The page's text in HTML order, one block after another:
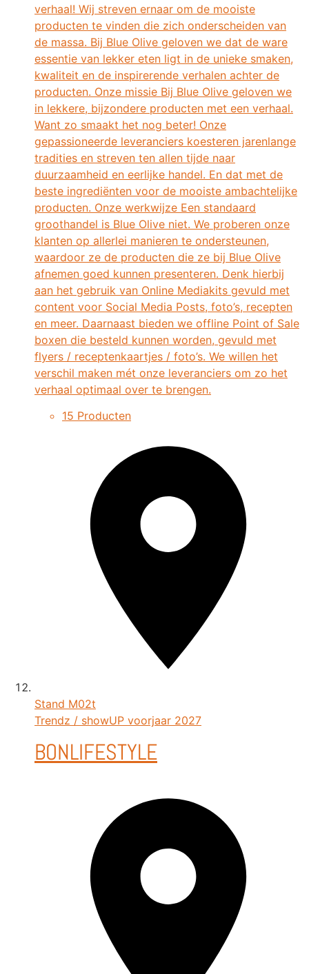
verhaal! Wij streven ernaar om de mooiste
producten te vinden die zich onderscheiden van
de massa. Bij Blue Olive geloven we dat de ware
essentie van lekker eten ligt in de unieke smaken,
kwaliteit en de inspirerende verhalen achter de
producten. Onze missie Bij Blue Olive geloven we
in lekkere, bijzondere producten met een verhaal.
Want zo smaakt het nog beter! Onze
gepassioneerde leveranciers koesteren jarenlange
tradities en streven ten allen tijde naar
duurzaamheid en eerlijke handel. En dat met de
beste ingrediënten voor de mooiste ambachtelijke
producten. Onze werkwijze Een standaard
groothandel is Blue Olive niet. We proberen onze
klanten op allerlei manieren te ondersteunen,
waardoor ze de producten die ze bij Blue Olive
afnemen goed kunnen presenteren. Denk hierbij
aan het gebruik van Online Mediakits gevuld met
content voor Social Media Posts, foto’s, recepten
en meer. Daarnaast bieden we offline Point of Sale
boxen die besteld kunnen worden, gevuld met
flyers / receptenkaartjes / foto’s. We willen het
verschil maken mét onze leveranciers om zo het
verhaal optimaal over te brengen.
15 Producten
Stand M02t
Trendz / showUP voorjaar 2027
BONLIFESTYLE